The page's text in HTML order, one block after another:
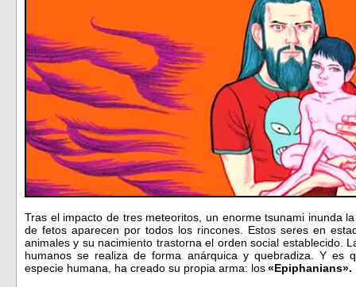
Tras el impacto de tres meteoritos, un enorme tsunami inunda
de fetos aparecen por todos los rincones. Estos seres en
animales y su nacimiento trastorna el orden social establecido.
humanos se realiza de forma anárquica y quebradiza. Y es
especie humana, ha creado su propia arma: los«Epiphanians».